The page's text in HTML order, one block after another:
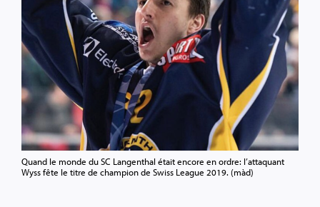
Quand le monde du SC Langenthal était encore en ordre: l’attaquant
Wyss fête le titre de champion de Swiss League 2019. (màd)